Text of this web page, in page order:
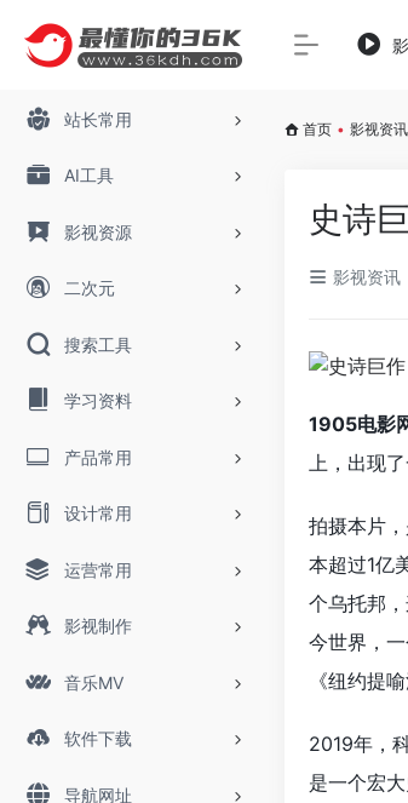
站长常用
AI工具
影视资源
二次元
搜索工具
学习资料
产品常用
设计常用
运营常用
影视制作
音乐MV
软件下载
导航网址
首页 • 影视资讯
史诗
影视资讯
1905电影
上，出现
拍摄本片
本超过1亿
个乌托邦
今世界，
《纽约提
2019年，
是一个宏